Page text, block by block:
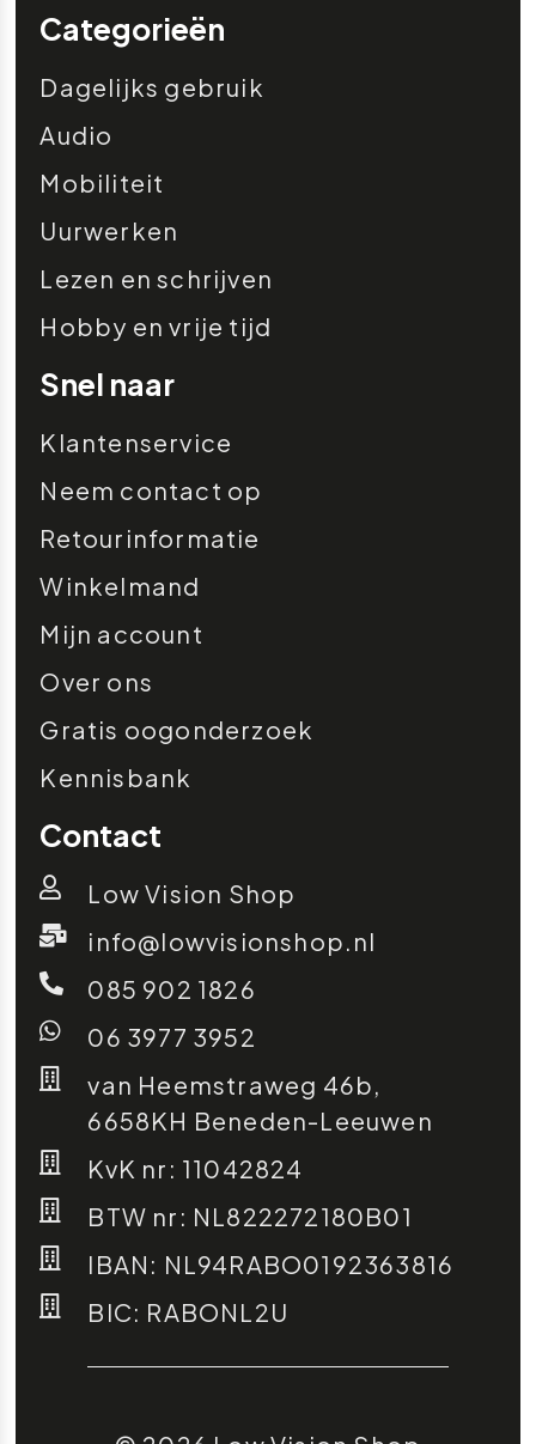
Categorieën
Dagelijks gebruik
Audio
Mobiliteit
Uurwerken
Lezen en schrijven
Hobby en vrije tijd
Snel naar
Klantenservice
Neem contact op
Retourinformatie
Winkelmand
Mijn account
Over ons
Gratis oogonderzoek
Kennisbank
Contact
Low Vision Shop
info@lowvisionshop.nl
085 902 1826
06 3977 3952
van Heemstraweg 46b,
6658KH Beneden-Leeuwen
KvK nr: 11042824
BTW nr: NL822272180B01
IBAN: NL94RABO0192363816
BIC: RABONL2U